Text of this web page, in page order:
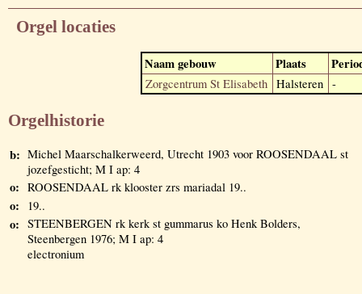
Orgel locaties
Naam gebouw Plaats
Zorgcentrum St Elisabeth Halsteren -
Orgelhistorie
b: Michel Maarschalkerweerd, Utrecht 1903 voor ROOSENDAAL st
jozefgesticht; M I ap: 4
o: ROOSENDAAL rk klooster zrs mariadal 19..
o: 19..
o: STEENBERGEN rk kerk st gummarus ko Henk Bolders,
Steenbergen 1976; M I ap: 4
electronium